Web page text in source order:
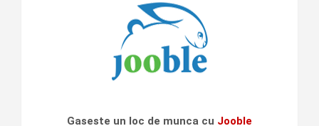
Gaseste un loc de munca cu Jooble